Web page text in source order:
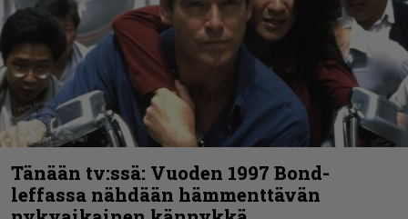
Tänään tv:ssä: Vuoden 1997 Bond-
leffassa nähdään hämmenttävän